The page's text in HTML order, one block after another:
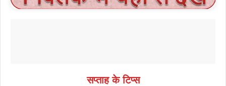
सप्ताह के टिप्स